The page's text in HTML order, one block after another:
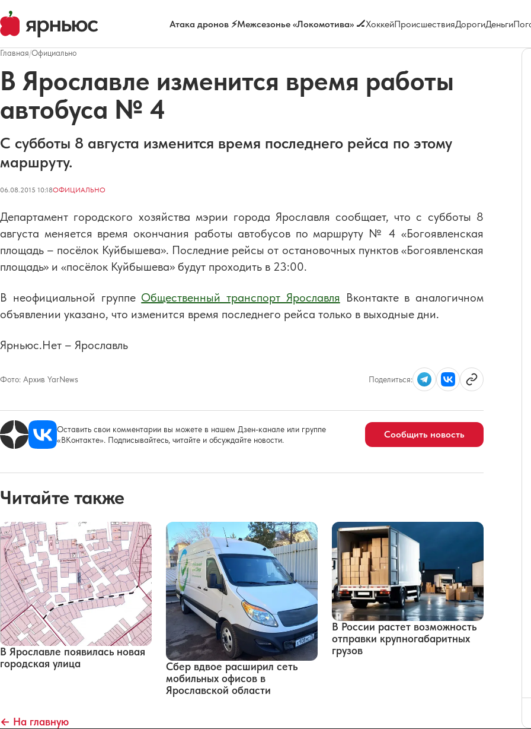
Атака дронов ⚡Межсезонье «Локомотива» 🏒ХоккейПроисшествияДорогиДеньги
Главная/Официально
В Ярославле изменится время работы
автобуса № 4
С субботы 8 августа изменится время последнего рейса по этому
маршруту.
06.08.2015 10:18ОФИЦИАЛЬНО
​​​Департамент городского хозяйства мэрии города Ярославля сообщает, что с субботы 8
августа меняется время окончания работы автобусов по маршруту № 4 «Богоявленская
площадь – посёлок Куйбышева». Последние рейсы от остановочных пунктов «Богоявленская
площадь» и «посёлок Куйбышева» будут проходить в 23:00.
В неофициальной группе Общественный транспорт Ярославля Вконтакте в аналогичном
объявлении указано, что изменится время последнего рейса только в выходные дни.
Ярньюс.Нет – Ярославль
Фото: Архив YarNews Поделиться:
Оставить свои комментарии вы можете в нашем Дзен-канале или группе
«ВКонтакте». Подписывайтесь, читайте и обсуждайте новости.
Сообщить новость
Читайте также
В Ярославле появилась новая
городская улица
Сбер вдвое расширил сеть
мобильных офисов в
Ярославской области
В России растет возможность
отправки крупногабаритных
грузов
← На главную